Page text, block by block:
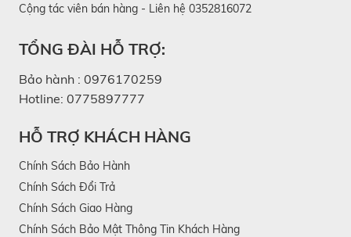
Cộng tác viên bán hàng - Liên hệ 0352816072
TỔNG ĐÀI HỖ TRỢ:
Bảo hành : 0976170259
Hotline: 0775897777
HỖ TRỢ KHÁCH HÀNG
Chính Sách Bảo Hành
Chính Sách Đổi Trả
Chính Sách Giao Hàng
Chính Sách Bảo Mật Thông Tin Khách Hàng